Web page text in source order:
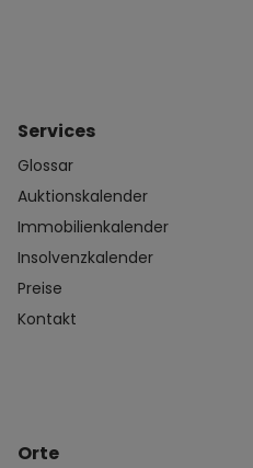
Services
Glossar
Auktionskalender
Immobilienkalender
Insolvenzkalender
Preise
Kontakt
Orte